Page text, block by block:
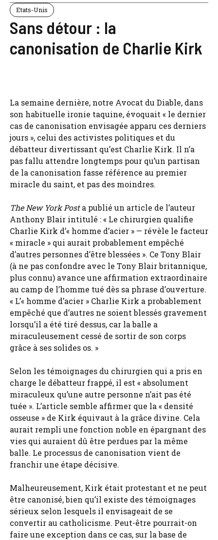
Etats-Unis
Sans détour : la
canonisation de Charlie Kirk
La semaine dernière, notre Avocat du Diable, dans
son habituelle ironie taquine, évoquait « le dernier
cas de canonisation envisagée apparu ces derniers
jours », celui des activistes politiques et du
débatteur divertissant qu’est Charlie Kirk. Il n’a
pas fallu attendre longtemps pour qu’un partisan
de la canonisation fasse référence au premier
miracle du saint, et pas des moindres.
The New York Posta publié un article de l’auteur
Anthony Blair intitulé : « Le chirurgien qualifie
Charlie Kirk d’« homme d’acier » — révèle le facteur
« miracle » qui aurait probablement empêché
d’autres personnes d’être blessées ». Ce Tony Blair
(à ne pas confondre avec le Tony Blair britannique,
plus connu) avance une affirmation extraordinaire
au camp de l’homme tué dès sa phrase d’ouverture.
« L’« homme d’acier » Charlie Kirk a probablement
empêché que d’autres ne soient blessés gravement
lorsqu’il a été tiré dessus, car la balle a
miraculeusement cessé de sortir de son corps
grâce à ses solides os. »
Selon les témoignages du chirurgien qui a pris en
charge le débatteur frappé, il est « absolument
miraculeux qu’une autre personne n’ait pas été
tuée ». L’article semble affirmer que la « densité
osseuse » de Kirk équivaut à la grâce divine. Cela
aurait rempli une fonction noble en épargnant des
vies qui auraient dû être perdues par la même
balle. Le processus de canonisation vient de
franchir une étape décisive.
Malheureusement, Kirk était protestant et ne peut
être canonisé, bien qu’il existe des témoignages
sérieux selon lesquels il envisageait de se
convertir au catholicisme. Peut-être pourrait-on
faire une exception dans ce cas, sur la base de